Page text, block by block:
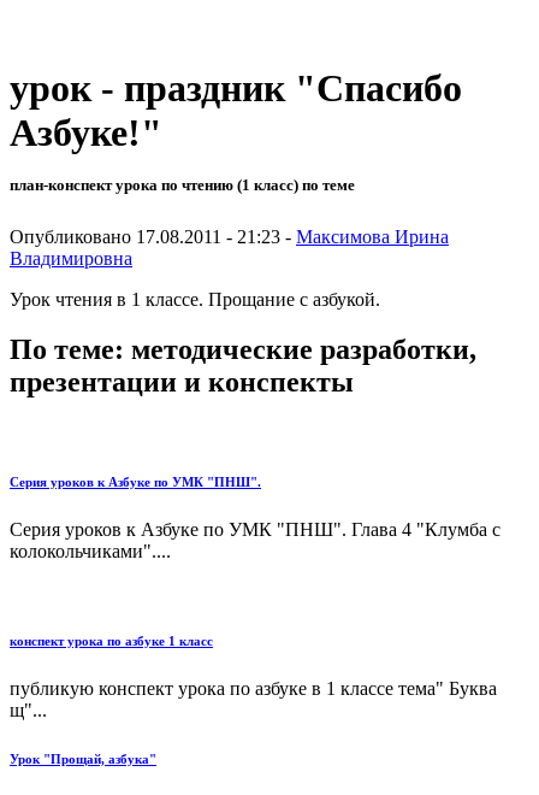
урок - праздник "Спасибо
Азбуке!"
план-конспект урока по чтению (1 класс) по теме
Опубликовано 17.08.2011 - 21:23 - Максимова Ирина
Владимировна
Урок чтения в 1 классе. Прощание с азбукой.
По теме: методические разработки,
презентации и конспекты
Серия уроков к Азбуке по УМК "ПНШ".
Серия уроков к Азбуке по УМК "ПНШ". Глава 4 "Клумба с
колокольчиками"....
конспект урока по азбуке 1 класс
публикую конспект урока по азбуке в 1 классе тема" Буква
щ"...
Урок "Прощай, азбука"